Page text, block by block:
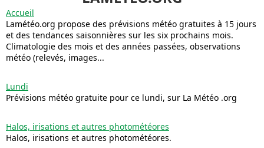
Accueil
Lamétéo.org propose des prévisions météo gratuites à 15 jours
et des tendances saisonnières sur les six prochains mois.
Climatologie des mois et des années passées, observations
météo (relevés, images...
Lundi
Prévisions météo gratuite pour ce lundi, sur La Météo .org
Halos, irisations et autres photométéores
Halos, irisations et autres photométéores.